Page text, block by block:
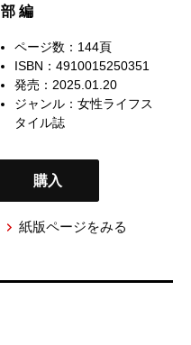
部 編
ページ数：144頁
ISBN：4910015250351
発売：2025.01.20
ジャンル：女性ライフス
タイル誌
購入
紙版ページをみる